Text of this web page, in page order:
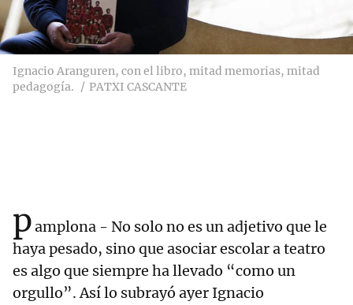
Ignacio Aranguren, con el libro, mitad memorias, mitad
pedagogía.
PATXI CASCANTE
pamplona - No solo no es un adjetivo que le
haya pesado, sino que asociar escolar a teatro
es algo que siempre ha llevado “como un
orgullo”. Así lo subrayó ayer Ignacio